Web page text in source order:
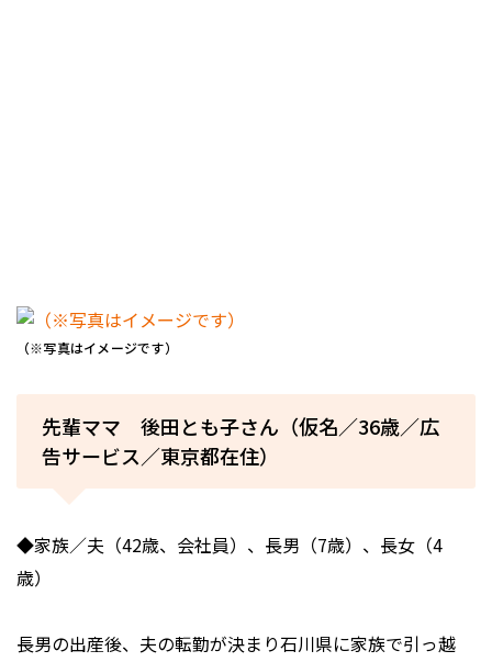
（※写真はイメージです）
先輩ママ 後田とも子さん（仮名／36歳／広
告サービス／東京都在住）
◆家族／夫（42歳、会社員）、長男（7歳）、長女（4
歳）
長男の出産後、夫の転勤が決まり石川県に家族で引っ越